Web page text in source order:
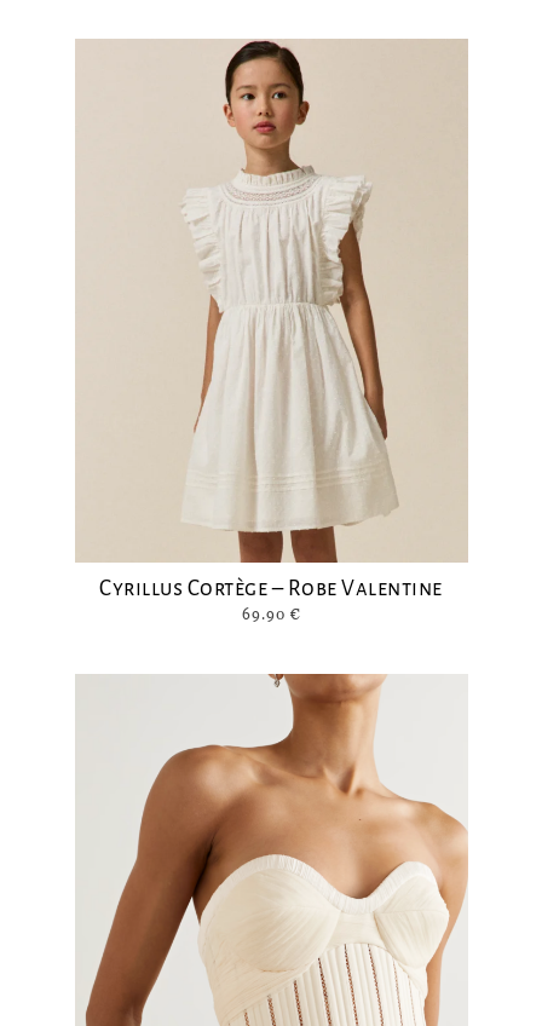
Cyrillus Cortège – Robe Valentine
69.90 €